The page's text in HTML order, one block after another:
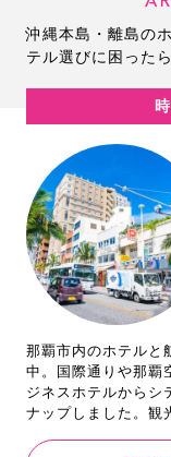
沖縄本島・離島の
テル選びに困った
那覇市内のホテルと
中。国際通りや那覇
ジネスホテルからシ
ナップしました。観